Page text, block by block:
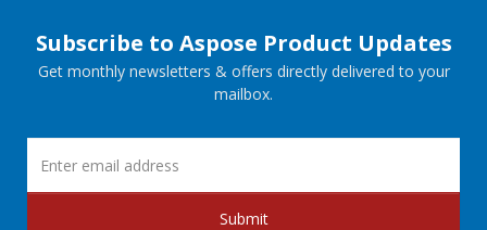
Subscribe to Aspose Product Updates
Get monthly newsletters & offers directly delivered to your
mailbox.
Submit